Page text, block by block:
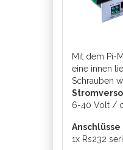
Mit dem Pi-
eine innen
Schrauben
6-40 Volt /
Anschlüsse
1x Rs232